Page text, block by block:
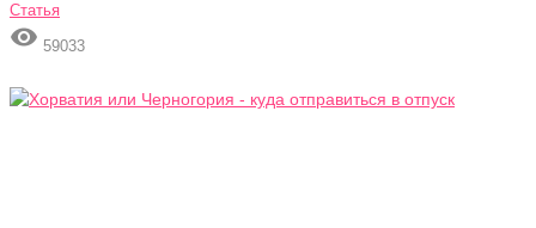
Статья
 59033